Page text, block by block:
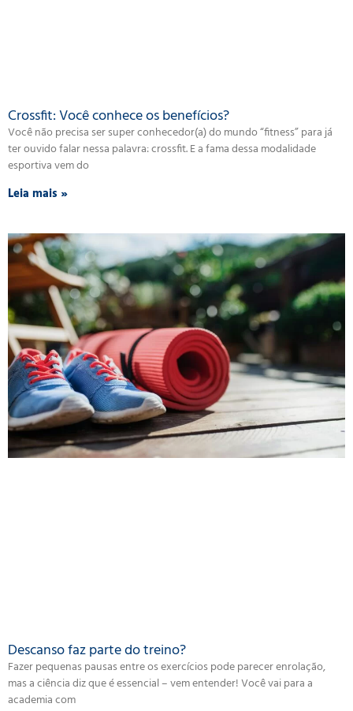
Crossfit: Você conhece os benefícios?
Você não precisa ser super conhecedor(a) do mundo “fitness” para já
ter ouvido falar nessa palavra: crossfit. E a fama dessa modalidade
esportiva vem do
Leia mais »
Descanso faz parte do treino?
Fazer pequenas pausas entre os exercícios pode parecer enrolação,
mas a ciência diz que é essencial – vem entender! Você vai para a
academia com